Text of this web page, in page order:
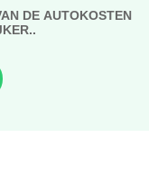
DE AUTOKOSTEN